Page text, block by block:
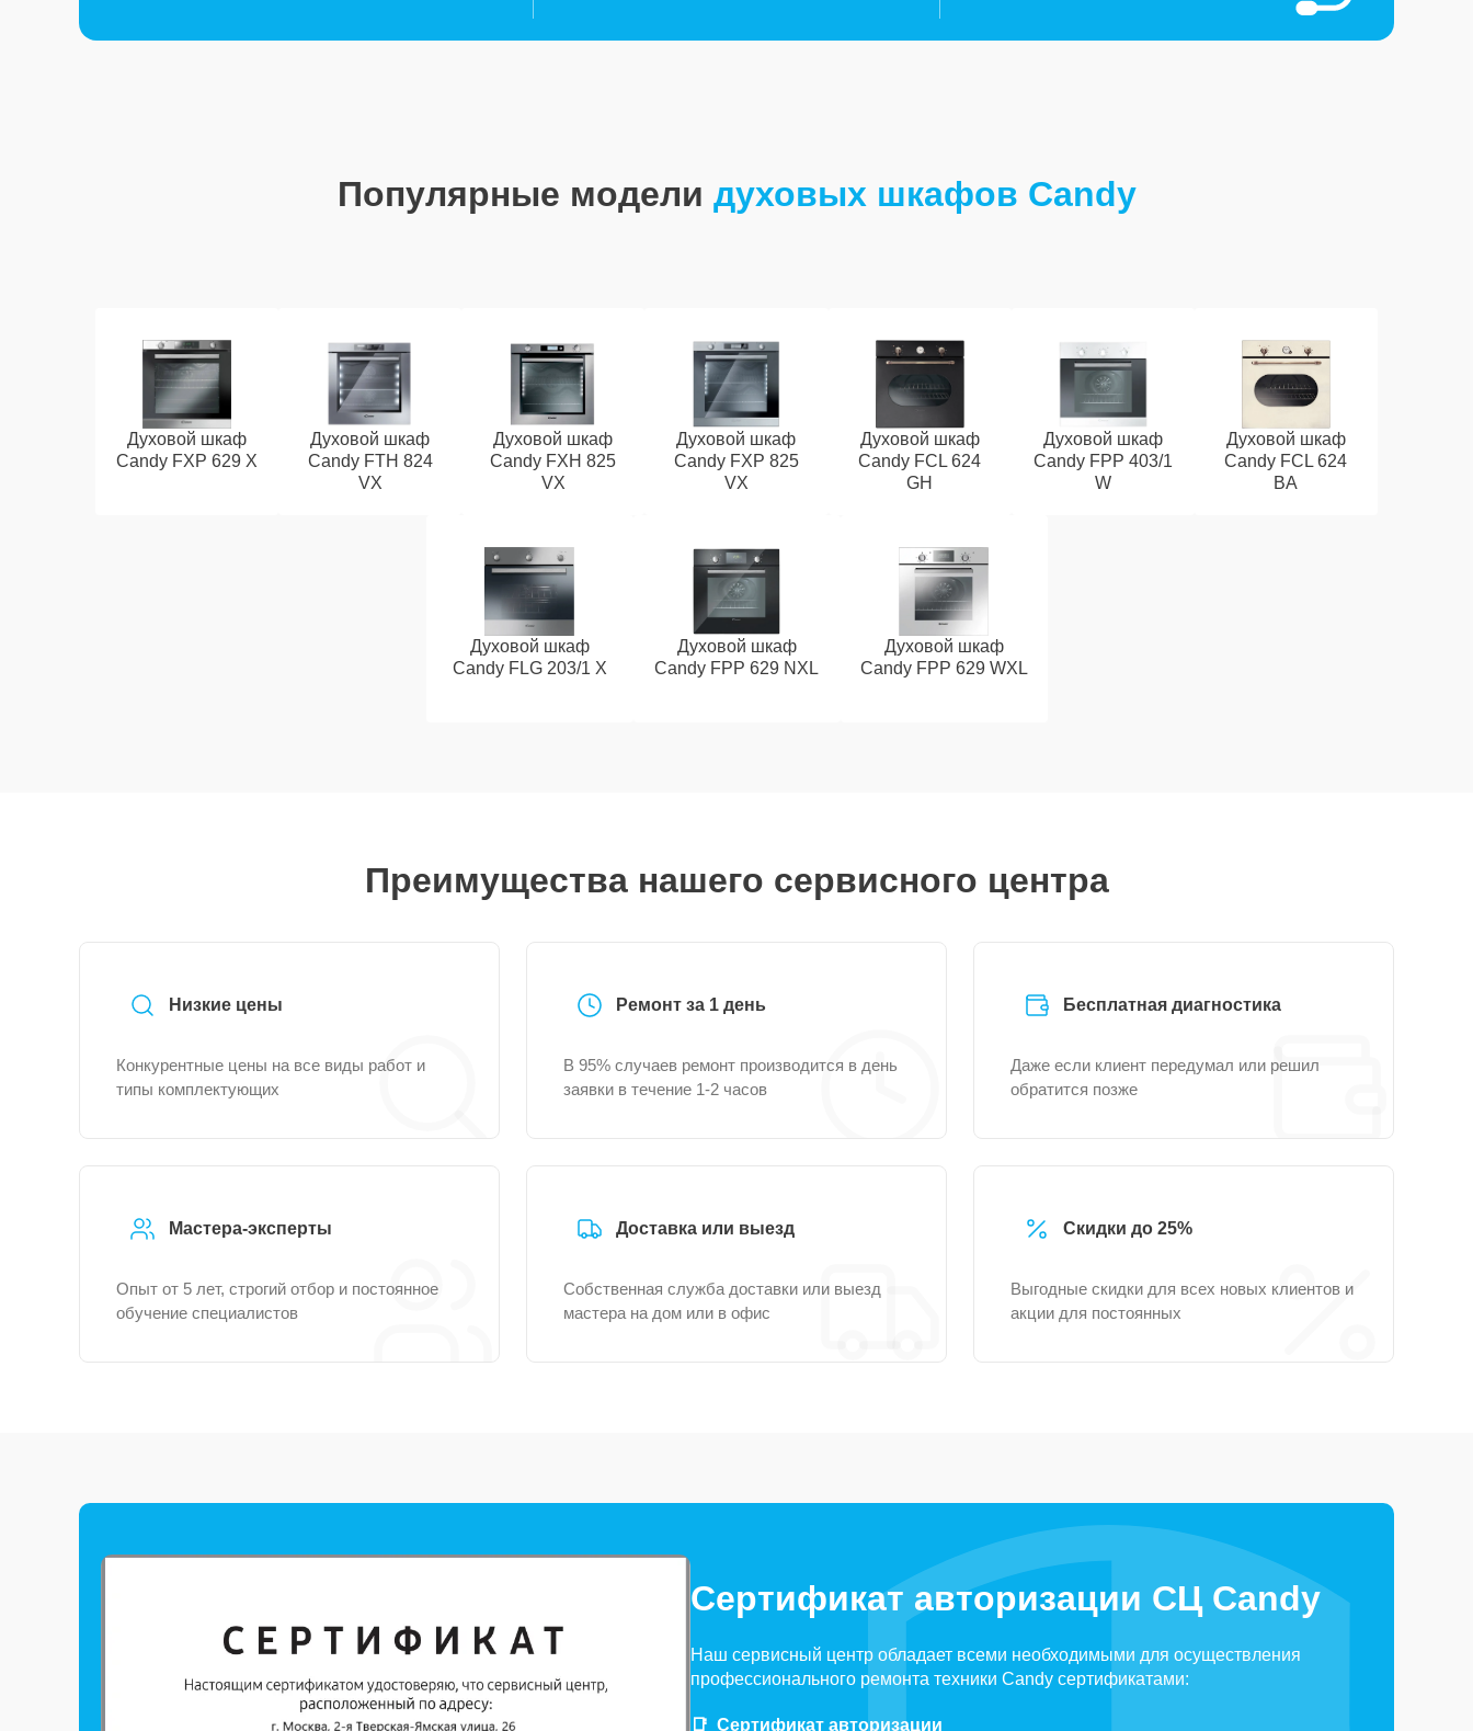
Популярные модели духовых шкафов Candy
Духовой шкаф
Candy FXP 629 X
Духовой шкаф
Candy FTH 824
VX
Духовой шкаф
Candy FXH 825
VX
Духовой шкаф
Candy FXP 825
VX
Духовой шкаф
Candy FCL 624
GH
Духовой шкаф
Candy FPP 403/1
W
Духовой шкаф
Candy FCL 624
BA
Духовой шкаф
Candy FLG 203/1 X
Духовой шкаф
Candy FPP 629 NXL
Духовой шкаф
Candy FPP 629 WXL
Преимущества нашего сервисного центра
Низкие цены
Конкурентные цены на все виды работ и
типы комплектующих
Ремонт за 1 день
В 95% случаев ремонт производится в день
заявки в течение 1-2 часов
Бесплатная диагностика
Даже если клиент передумал или решил
обратится позже
Мастера-эксперты
Опыт от 5 лет, строгий отбор и постоянное
обучение специалистов
Доставка или выезд
Собственная служба доставки или выезд
мастера на дом или в офис
Скидки до 25%
Выгодные скидки для всех новых клиентов и
акции для постоянных
Сертификат авторизации СЦ Candy
Наш сервисный центр обладает всеми необходимыми для осуществления
профессионального ремонта техники Candy сертификатами:
Сертификат авторизации